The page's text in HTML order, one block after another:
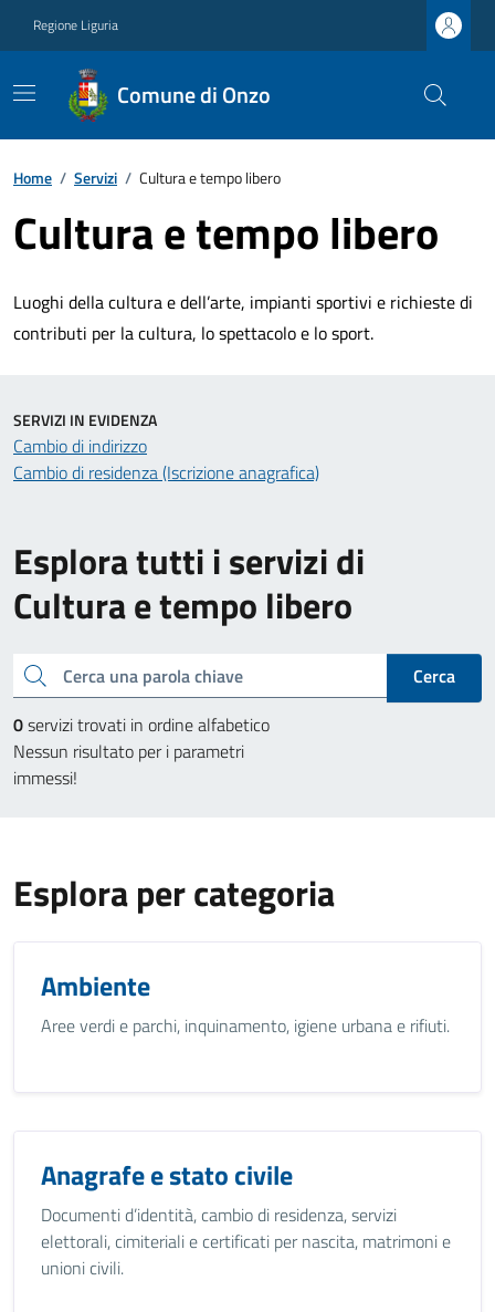
Regione Liguria
Comune di Onzo
Home / Servizi / Cultura e tempo libero
Cultura e tempo libero
Luoghi della cultura e dell’arte, impianti sportivi e richieste di
contributi per la cultura, lo spettacolo e lo sport.
Esplora tutti i servizi di
Cultura e tempo libero
Cerca una parola chiave
Cerca
0servizi trovati in ordine alfabetico
Nessun risultato per i parametri
immessi!
SERVIZI IN EVIDENZA
Cambio di indirizzo
Cambio di residenza (Iscrizione anagrafica)
Esplora per categoria
Ambiente
Aree verdi e parchi, inquinamento, igiene urbana e rifiuti.
Anagrafe e stato civile
Documenti d’identità, cambio di residenza, servizi
elettorali, cimiteriali e certificati per nascita, matrimoni e
unioni civili.